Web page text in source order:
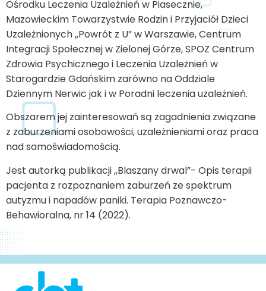
Ośrodku Leczenia Uzależnień w Piasecznie,
Mazowieckim Towarzystwie Rodzin i Przyjaciół Dzieci
Uzależnionych ,,Powrót z U” w Warszawie, Centrum
Integracji Społecznej w Zielonej Górze, SPOZ Centrum
Zdrowia Psychicznego i Leczenia Uzależnień w
Starogardzie Gdańskim zarówno na Oddziale
Dziennym Nerwic jak i w Poradni leczenia uzależnień.
Obszarem jej zainteresowań są zagadnienia związane
z zaburzeniami osobowości, uzależnieniami oraz praca
nad samoświadomością.
Jest autorką publikacji ,,Blaszany drwal”- Opis terapii
pacjenta z rozpoznaniem zaburzeń ze spektrum
autyzmu i napadów paniki. Terapia Poznawczo-
Behawioralna, nr 14 (2022).